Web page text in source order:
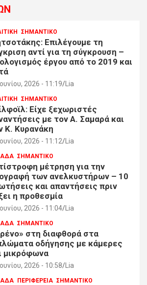
ΣΗΜΑΝΤΙΚΟ
Επιλέγουμε τη
αντί για τη σύγκρουση –
έργου από το 2019 και
2026 - 11:19 Lia
ΣΗΜΑΝΤΙΚΟ
Είχε ξεχωριστές
με τον Α. Σαμαρά και
Κ. Κυρανάκη
2026 - 11:12 Lia
ΣΗΜΑΝΤΙΚΟ
μέτρηση για την
των ανελκυστήρων – 10
και απαντήσεις πριν
η προθεσμία
2026 - 11:04 Lia
ΣΗΜΑΝΤΙΚΟ
στη διαφθορά στα
οδήγησης με κάμερες
μικρόφωνα
2026 - 10:58 Lia
ΠΕΡΙΦΕΡΕΙΑ ΣΗΜΑΝΤΙΚΟ